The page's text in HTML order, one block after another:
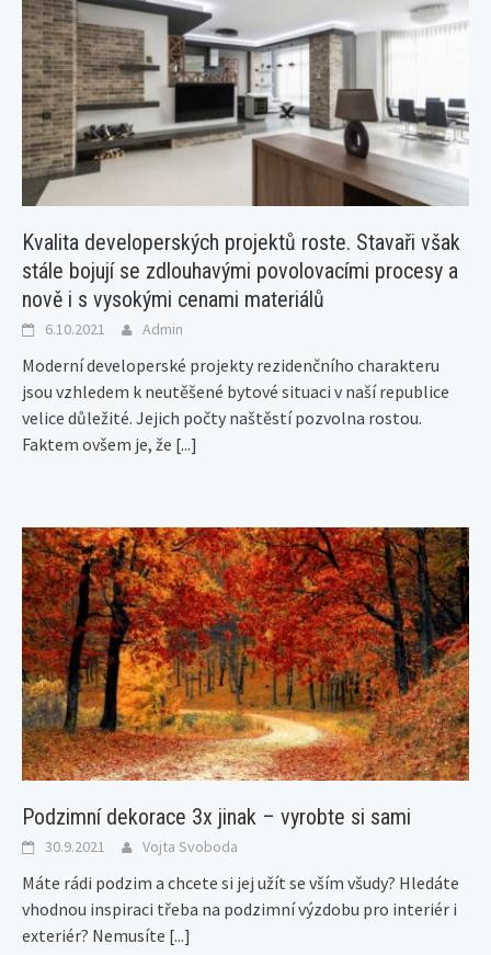
Kvalita developerských projektů roste. Stavaři však
stále bojují se zdlouhavými povolovacími procesy a
nově i s vysokými cenami materiálů
6.10.2021 Admin
Moderní developerské projekty rezidenčního charakteru
jsou vzhledem k neutěšené bytové situaci v naší republice
velice důležité. Jejich počty naštěstí pozvolna rostou.
Faktem ovšem je, že [...]
Podzimní dekorace 3x jinak – vyrobte si sami
30.9.2021 Vojta Svoboda
Máte rádi podzim a chcete si jej užít se vším všudy? Hledáte
vhodnou inspiraci třeba na podzimní výzdobu pro interiér i
exteriér? Nemusíte [...]